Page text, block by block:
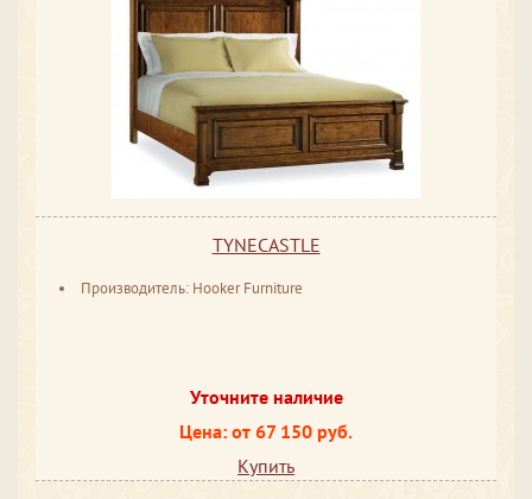
TYNECASTLE
Производитель: Hooker Furniture
Уточните наличие
Цена: от 67 150 руб.
Купить